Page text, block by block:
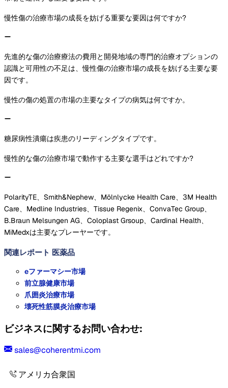
慢性傷の治療市場の成長を妨げる重要な要因は何ですか?
先進的な傷の治療療法の費用と開発地域の専門的治療オプションの
認識と可用性の不足は、慢性傷の治療市場の成長を妨げる主要な要
因です。
慢性の傷の処置の市場の主要なタイプの病気は何ですか。
糖尿病性潰瘍は疾患のリーディングタイプです。
慢性的な傷の治療市場で動作する主要な選手はどれですか?
PolarityTE、Smith&Nephew、Mölnlycke Health Care、3M Health
Care、Medline Industries、Tissue Regenix、ConvaTec Group、
B.Braun Melsungen AG、Coloplast Grsoup、Cardinal Health、
MiMedxは主要なプレーヤーです。
関連レポート 医薬品
eファーマシー市場
前立腺健康市場
爪囲炎治療市場
壊死性筋膜炎治療市場
ビジネスに関するお問い合わせ:
sales@coherentmi.com
アメリカ合衆国